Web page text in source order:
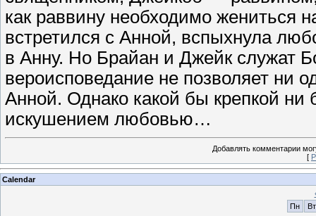
как раввину необходимо жениться
встретился с Анной, вспыхнула
в Анну. Но Брайан и Джейк служат
вероисповедание не позволяет ни
Анной. Однако какой бы крепкой ни
искушением любовью…
Добавлять комментарии
[
Calendar
Пн
Вт